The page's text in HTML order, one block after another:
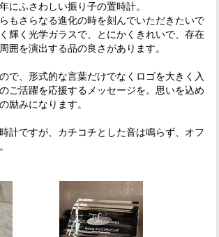
にふさわしい振り子の置時計。
もさらなる進化の時を刻んでいただきたいで
輝く光学ガラスで、とにかくきれいで、存在
囲を演出する品の良さがあります。
で、形式的な言葉だけでなくロゴを大きく入
ご活躍を応援するメッセージを。思いを込め
励みになります。
計ですが、カチコチとした音は鳴らず、オフ